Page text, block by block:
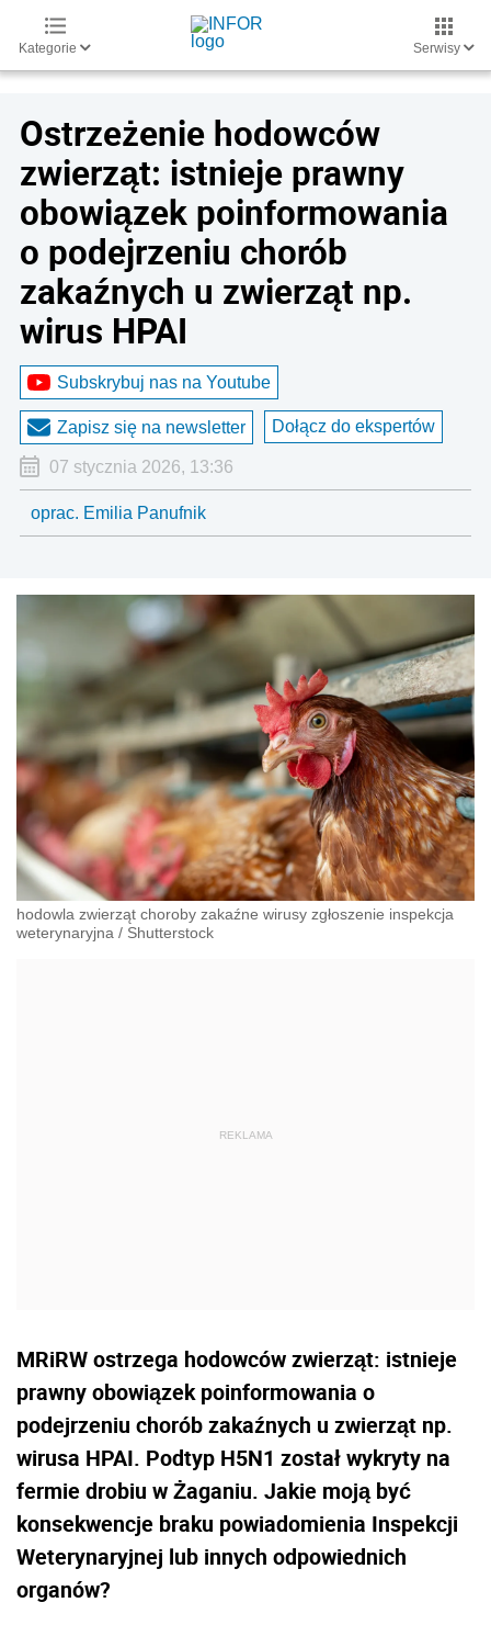
Kategorie Serwisy
Ostrzeżenie hodowców
zwierząt: istnieje prawny
obowiązek poinformowania
o podejrzeniu chorób
zakaźnych u zwierząt np.
wirus HPAI
Subskrybuj nas na Youtube
Zapisz się na newsletter Dołącz do ekspertów
07 stycznia 2026, 13:36
oprac. Emilia Panufnik
hodowla zwierząt choroby zakaźne wirusy zgłoszenie inspekcja
weterynaryjna / Shutterstock
MRiRW ostrzega hodowców zwierząt: istnieje
prawny obowiązek poinformowania o
podejrzeniu chorób zakaźnych u zwierząt np.
wirusa HPAI. Podtyp H5N1 został wykryty na
fermie drobiu w Żaganiu. Jakie moją być
konsekwencje braku powiadomienia Inspekcji
Weterynaryjnej lub innych odpowiednich
organów?